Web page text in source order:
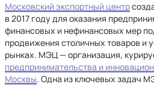
Московский экспортный центр
в 2017 году для оказания
финансовых и нефинансовых мер
продвижения столичных товаров и
рынках. МЭЦ — организация,
предпринимательства и
Москвы. Одна из ключевых задач